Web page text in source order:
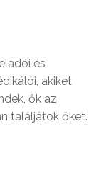
és
akiket
ők az
találjátok őket.